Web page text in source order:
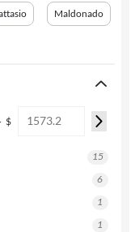
Maldonado
$
15
6
1
1